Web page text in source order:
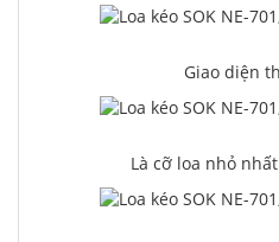
Giao diện
Là cỡ loa nhỏ